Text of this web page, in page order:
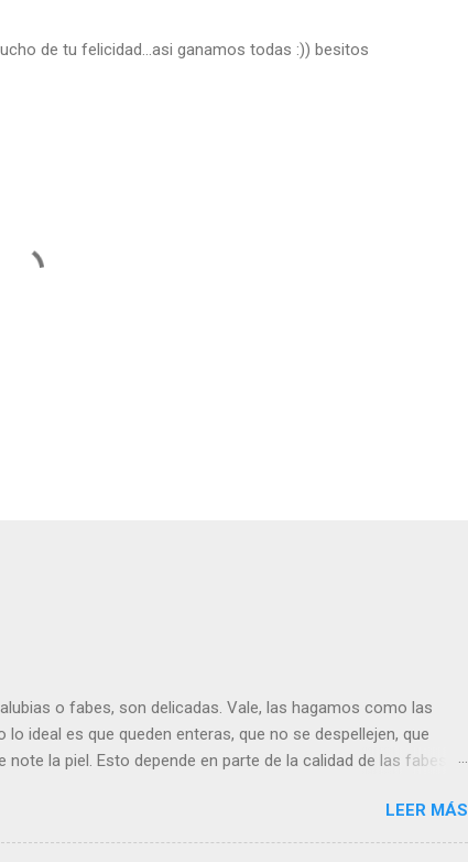
de tu felicidad...asi ganamos todas :)) besitos
o fabes, son delicadas. Vale, las hagamos como las
ideal es que queden enteras, que no se despellejen, que
la piel. Esto depende en parte de la calidad de las fabes
ultra rápida, como la WMF, que es la que yo tengo, ya viejecita
express es cuestión de hacerlo antes de ponerle la tapa de
LEER MÁS